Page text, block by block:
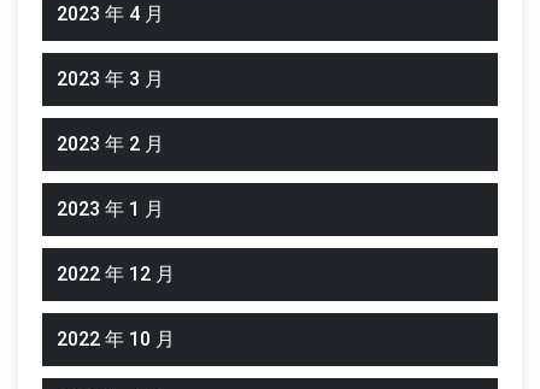
2023 年 4 月
2023 年 3 月
2023 年 2 月
2023 年 1 月
2022 年 12 月
2022 年 10 月